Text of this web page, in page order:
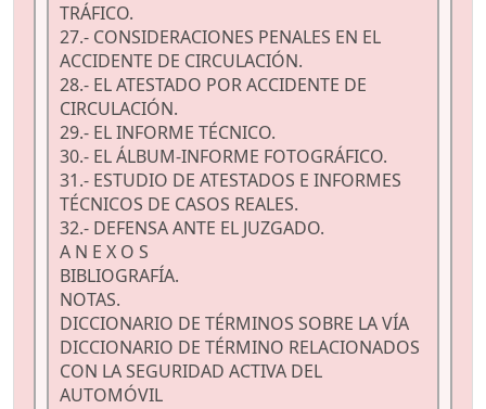
TRÁFICO.
27.- CONSIDERACIONES PENALES EN EL
ACCIDENTE DE CIRCULACIÓN.
28.- EL ATESTADO POR ACCIDENTE DE
CIRCULACIÓN.
29.- EL INFORME TÉCNICO.
30.- EL ÁLBUM-INFORME FOTOGRÁFICO.
31.- ESTUDIO DE ATESTADOS E INFORMES
TÉCNICOS DE CASOS REALES.
32.- DEFENSA ANTE EL JUZGADO.
A N E X O S
BIBLIOGRAFÍA.
NOTAS.
DICCIONARIO DE TÉRMINOS SOBRE LA VÍA
DICCIONARIO DE TÉRMINO RELACIONADOS
CON LA SEGURIDAD ACTIVA DEL
AUTOMÓVIL